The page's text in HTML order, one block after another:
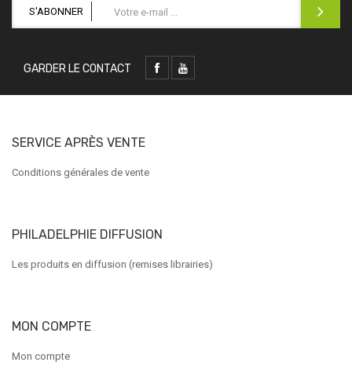
S'ABONNER
GARDER LE CONTACT
SERVICE APRÈS VENTE
Conditions générales de vente
PHILADELPHIE DIFFUSION
Les produits en diffusion (remises librairies)
MON COMPTE
Mon compte